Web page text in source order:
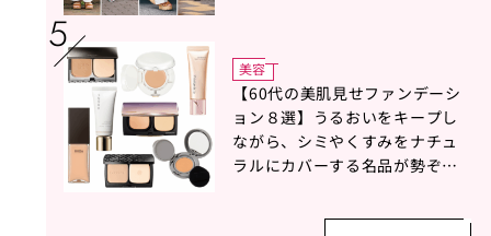
美容
【60代の美肌見せファンデーシ
ョン８選】うるおいをキープし
ながら、シミやくすみをナチュ
ラルにカバーする名品が勢ぞろ